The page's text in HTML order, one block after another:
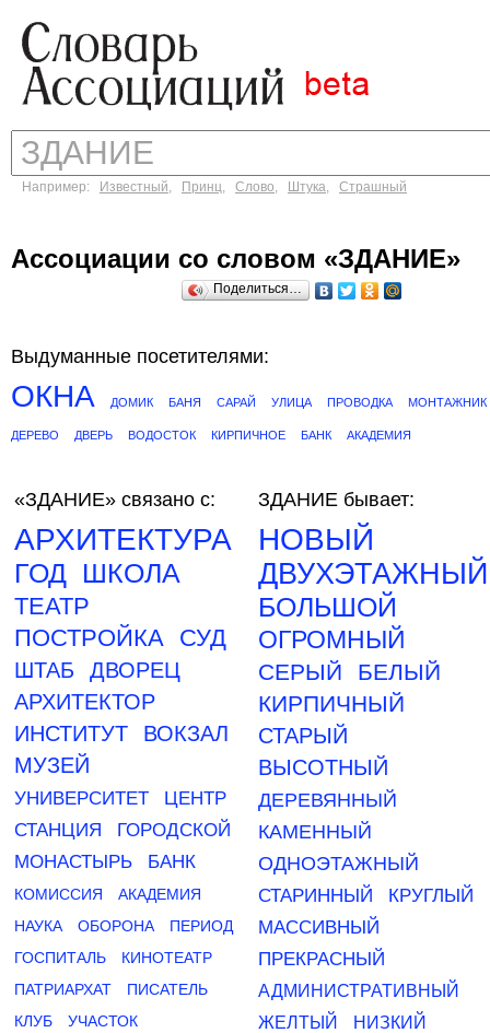
Например: Известный, Принц, Слово, Штука, Страшный
Ассоциации со словом «ЗДАНИЕ»
Поделиться…
Выдуманные посетителями:
ОКНА ДОМИК БАНЯ САРАЙ УЛИЦА ПРОВОДКА МОНТАЖНИК
ДЕРЕВО ДВЕРЬ ВОДОСТОК КИРПИЧНОЕ БАНК АКАДЕМИЯ
«ЗДАНИЕ» связано с:
АРХИТЕКТУРА
ГОД ШКОЛА
ТЕАТР
ПОСТРОЙКА СУД
ШТАБ
ДВОРЕЦ
АРХИТЕКТОР
ИНСТИТУТ
ВОКЗАЛ
МУЗЕЙ
УНИВЕРСИТЕТ
ЦЕНТР
СТАНЦИЯ
ГОРОДСКОЙ
МОНАСТЫРЬ
БАНК
КОМИССИЯ
АКАДЕМИЯ
НАУКА
ОБОРОНА
ПЕРИОД
ГОСПИТАЛЬ
КИНОТЕАТР
ПАТРИАРХАТ
ПИСАТЕЛЬ
КЛУБ
УЧАСТОК
ЗДАНИЕ бывает:
НОВЫЙ
ДВУХЭТАЖНЫЙ
БОЛЬШОЙ
ОГРОМНЫЙ
СЕРЫЙ
БЕЛЫЙ
КИРПИЧНЫЙ
СТАРЫЙ
ВЫСОТНЫЙ
ДЕРЕВЯННЫЙ
КАМЕННЫЙ
ОДНОЭТАЖНЫЙ
СТАРИННЫЙ
КРУГЛЫЙ
МАССИВНЫЙ
ПРЕКРАСНЫЙ
АДМИНИСТРАТИВНЫЙ
ЖЕЛТЫЙ
НИЗКИЙ